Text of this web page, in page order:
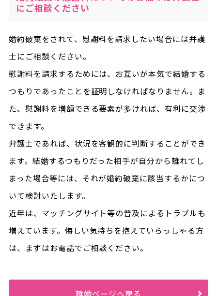
にご相談ください
婚約破棄をされて、慰謝料を請求したい場合には弁護
士にご相談ください。
慰謝料を請求するためには、お互いが本気で結婚する
つもりであったことを証明しなければなりません。ま
た、慰謝料を増額できる要素が多ければ、有利に交渉
できます。
弁護士であれば、状況を客観的に判断することができ
ます。結婚するつもりだった相手が自分から離れてし
まった場合等には、それが婚約破棄に該当するかにつ
いて検討いたします。
近年は、マッチングサイト等の普及によるトラブルも
増えています。悔しい気持ちを抱えていらっしゃる方
は、まずはお電話でご相談ください。
離婚ページへ戻る